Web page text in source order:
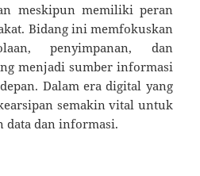
meskipun memiliki peran
Bidang ini memfokuskan
penyimpanan, dan
menjadi sumber informasi
Dalam era digital yang
semakin vital untuk
data dan informasi.